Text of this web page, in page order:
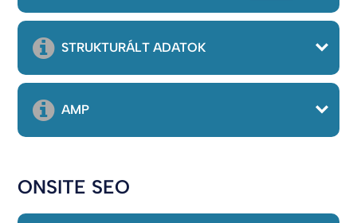
STRUKTURÁLT ADATOK
AMP
ONSITE SEO